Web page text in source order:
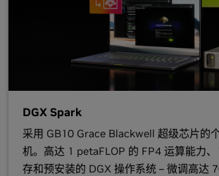
DGX Spark
采用 GB10 Grace Blackwell 超级芯片的
机。高达 1 petaFLOP 的 FP4 运算能力
存和预安装的 DGX 操作系统 – 微调高达